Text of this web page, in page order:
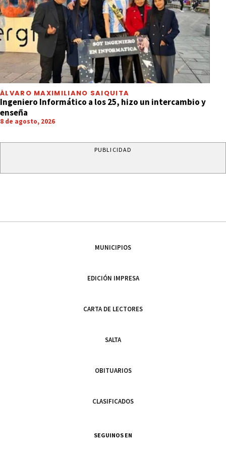
ÁLVARO MAXIMILIANO SAIQUITA
Ingeniero Informático a los 25, hizo un intercambio y
enseña
8 de agosto, 2026
PUBLICIDAD
MUNICIPIOS
EDICIÓN IMPRESA
CARTA DE LECTORES
SALTA
OBITUARIOS
CLASIFICADOS
SEGUINOS EN